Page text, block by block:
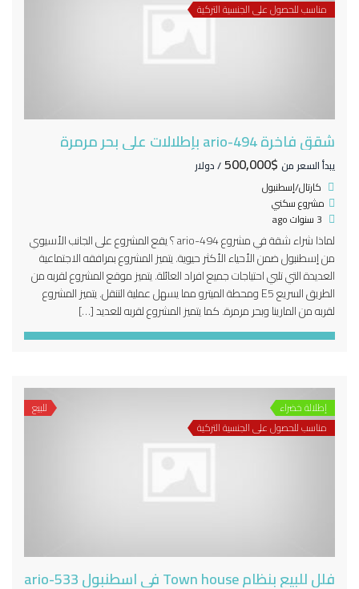
مناسب للحصول على الجنسية التركية
شقق فاخرة 494-ario بإطلالات على بحر مرمرة
يبدأ السعر من $500,000
/ دولار
كارتال/إسطنبول
مشروع سكني
لماذا شراء شقة في مشروع 494-ario ؟ يقع المشروع على الجانب الأسيوي
من إسطنبول ضمن الأحياء الأكثر حيوية. يتميز المشروع بمرافقه الاجتماعية
العديدة التي تلبي احتياجات جميع افراد العائلة. يتميز موقع المشروع لقربه من
الطريق السريع E5 ومحطة الميترو مما يسهل عملية التنقل. يتميز المشروع
لقربه من المارينا وبحر مرمرة. كما يتميز المشروع لقربه للعديد […]
إطلالة خضراء
مناسب للحصول على الجنسية التركية
للبيع
فلل للبيع بنظام Town house في اسطنبول ario-533